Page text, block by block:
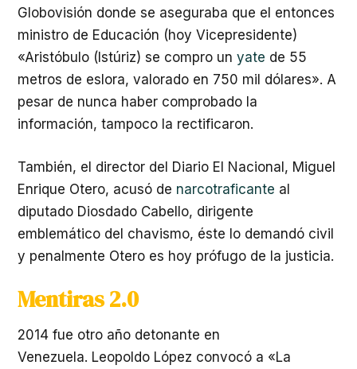
Globovisión donde se aseguraba que el entonces
ministro de Educación (hoy Vicepresidente)
«Aristóbulo (Istúriz) se compro un yate de 55
metros de eslora, valorado en 750 mil dólares». A
pesar de nunca haber comprobado la
información, tampoco la rectificaron.
También, el director del Diario El Nacional, Miguel
Enrique Otero, acusó de narcotraficante al
diputado Diosdado Cabello, dirigente
emblemático del chavismo, éste lo demandó civil
y penalmente Otero es hoy prófugo de la justicia.
Mentiras 2.0
2014 fue otro año detonante en
Venezuela. Leopoldo López convocó a «La